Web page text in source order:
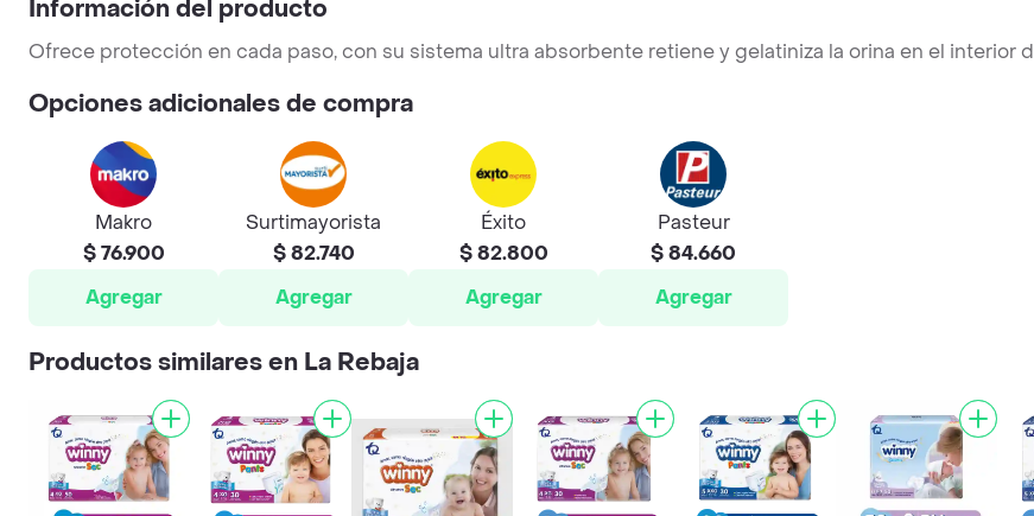
Información del producto
Ofrece protección en cada paso, con su sistema ultra absorbente retiene y gelatiniza la orina en el interior d
Opciones adicionales de compra
Makro
$ 76.900
Agregar
Surtimayorista
$ 82.740
Agregar
Éxito
$ 82.800
Agregar
Pasteur
$ 84.660
Agregar
Productos similares en La Rebaja